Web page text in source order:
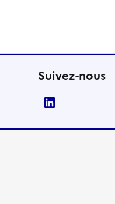
Suivez-nous